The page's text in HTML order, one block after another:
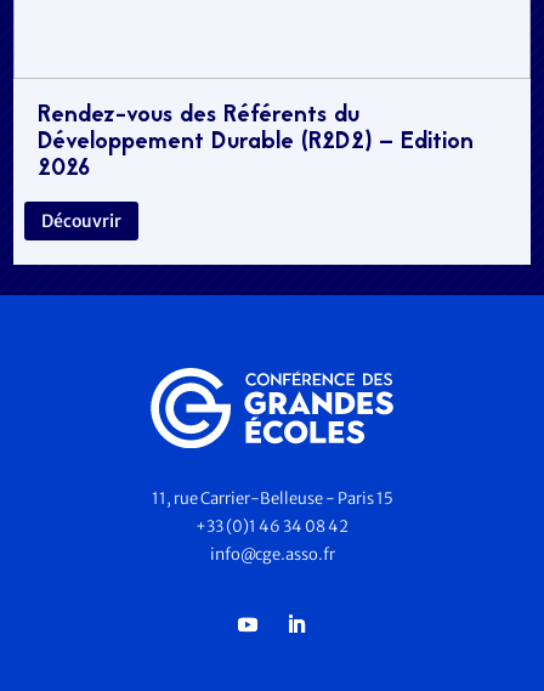
Rendez-vous des Référents du
Développement Durable (R2D2) – Edition
2026
Découvrir
11, rue Carrier-Belleuse - Paris 15
+33 (0)1 46 34 08 42
info@cge.asso.fr